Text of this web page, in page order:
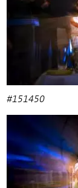
#151450